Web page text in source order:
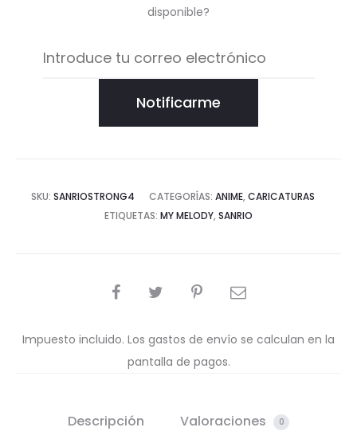
disponible?
Notificarme
SKU: SANRIOSTRONG4 CATEGORÍAS: ANIME, CARICATURAS
ETIQUETAS: MY MELODY, SANRIO
COMPARTIR
Impuesto incluido. Los gastos de envío se calculan en la
pantalla de pagos.
Descripción Valoraciones 0